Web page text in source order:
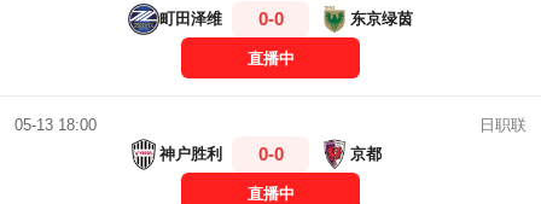
町田泽维
0-0 东京绿茵
直播中
05-13 18:00
日职联
神户胜利
0-0 京都
直播中